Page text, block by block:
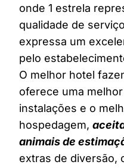
onde 1 estrela
qualidade de
expressa um
pelo
O melhor hotel
oferece uma
instalações e o
hospedagem,
animais de
extras de diversão,